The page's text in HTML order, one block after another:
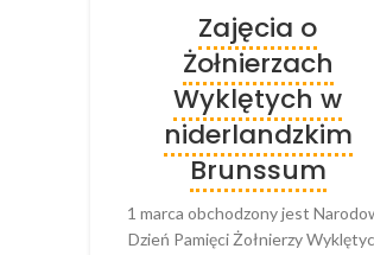
Zajęcia o
Żołnierzach
Wyklętych w
niderlandzkim
Brunssum
1 marca obchodzony jest
Dzień Pamięci Żołnierzy